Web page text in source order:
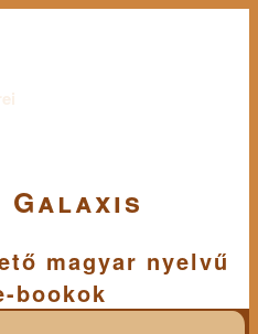
Galaxis
magyar nyelvű
bookok